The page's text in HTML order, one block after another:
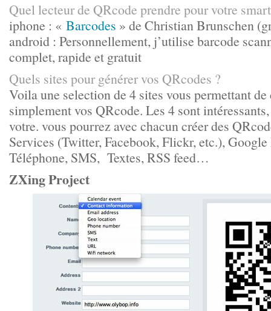
Quel lecteur de QRcode prendre pour votre
iphone : « Barcodes » de Christian Brunschen
android : Personnellement, j’utilise barcode
complet, rapide et gratuit
Quels sites pour générer vos QRcodes ?
Voila une selection de 4 sites vous permettant
simplement vos QRcode. Les 4 sont
votre. vous pourrez avec chacun créer des
Services (Twitter, Facebook, Flickr, etc.),
Téléphone, SMS, Textes, RSS feed…
ZXing Project